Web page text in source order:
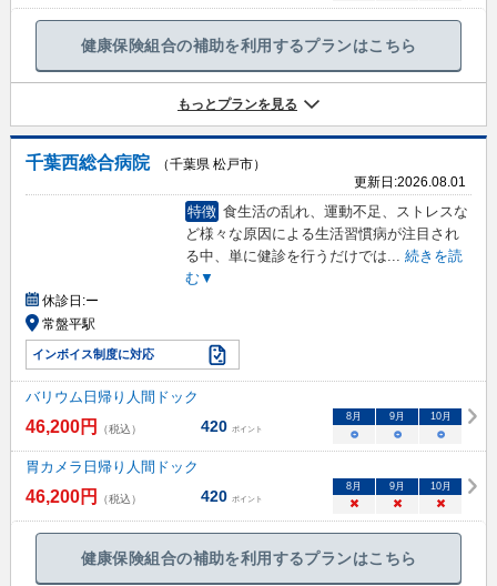
健康保険組合の補助を利用するプランはこちら
もっとプランを見る
千葉西総合病院
（千葉県 松戸市）
更新日:2026.08.01
特徴 食生活の乱れ、運動不足、ストレスな
ど様々な原因による生活習慣病が注目され
る中、単に健診を行うだけでは... 続きを読
む▼
休診日:ー
常盤平駅
インボイス制度に対応
バリウム日帰り人間ドック
46,200円 （税込） 420 ポイント
8月 9月 10月
○ ○ ○
胃カメラ日帰り人間ドック
46,200円 （税込） 420 ポイント
8月 9月 10月
× × ×
健康保険組合の補助を利用するプランはこちら